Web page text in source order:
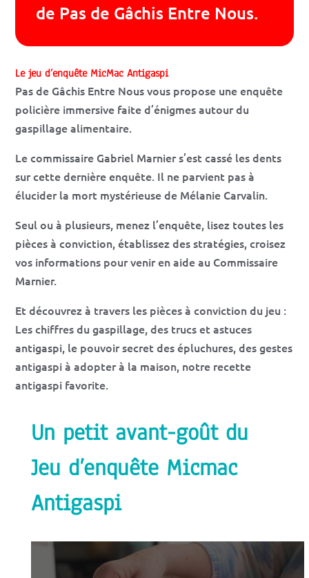
de Pas de Gâchis Entre Nous.
Le jeu d’enquête MicMac Antigaspi
Pas de Gâchis Entre Nous vous propose une enquête
policière immersive faite d’énigmes autour du
gaspillage alimentaire.
Le commissaire Gabriel Marnier s’est cassé les dents
sur cette dernière enquête. Il ne parvient pas à
élucider la mort mystérieuse de Mélanie Carvalin.
Seul ou à plusieurs, menez l’enquête, lisez toutes les
pièces à conviction, établissez des stratégies, croisez
vos informations pour venir en aide au Commissaire
Marnier.
Et découvrez à travers les pièces à conviction du jeu :
Les chiffres du gaspillage, des trucs et astuces
antigaspi, le pouvoir secret des épluchures, des gestes
antigaspi à adopter à la maison, notre recette
antigaspi favorite.
Un petit avant-goût du
Jeu d’enquête Micmac
Antigaspi